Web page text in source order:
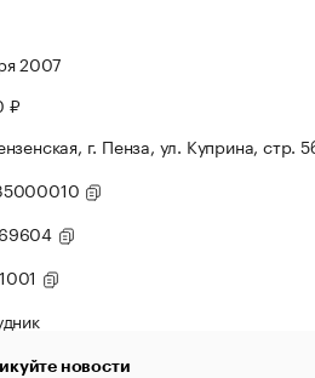
2007
₽
г. Пенза, ул. Куприна, стр.
новости